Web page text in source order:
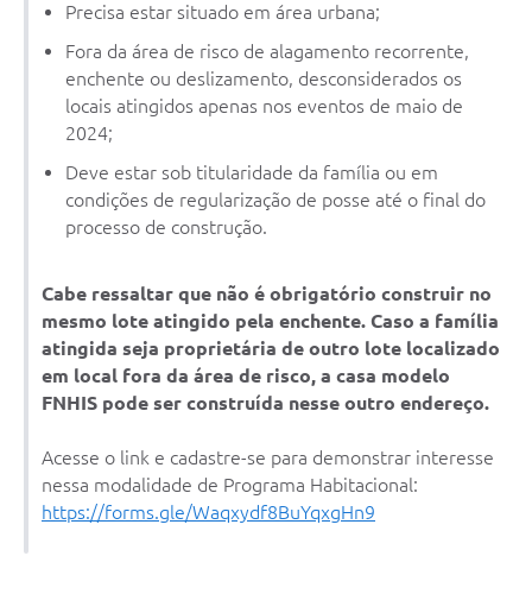
Precisa estar situado em área urbana;
Fora da área de risco de alagamento recorrente,
enchente ou deslizamento, desconsiderados os
locais atingidos apenas nos eventos de maio de
2024;
Deve estar sob titularidade da família ou em
condições de regularização de posse até o final do
processo de construção.
Cabe ressaltar que não é obrigatório construir no
mesmo lote atingido pela enchente. Caso a família
atingida seja proprietária de outro lote localizado
em local fora da área de risco, a casa modelo
FNHIS pode ser construída nesse outro endereço.
Acesse o link e cadastre-se para demonstrar interesse
nessa modalidade de Programa Habitacional:
https://forms.gle/Waqxydf8BuYqxgHn9